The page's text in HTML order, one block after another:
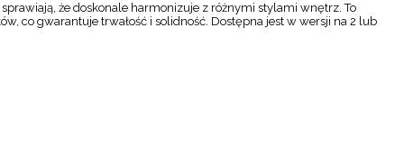
że doskonale harmonizuje z różnymi stylami wnętrz. To
co gwarantuje trwałość i solidność. Dostępna jest w wersji na 2 lub